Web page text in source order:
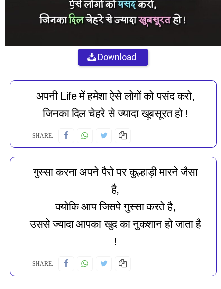
Download
अपनी Life में हमेशा ऐसे लोगों को पसंद करो,
जिनका दिल चेहरे से ज्यादा खूबसूरत हो !
SHARE:
गुस्सा करना अपने पैरो पर कुल्हाड़ी मारने जैसा
है,
क्योकि आप जिसपे गुस्सा करते है,
उससे ज्यादा आपका खुद का नुकशान हो जाता है
!
SHARE: